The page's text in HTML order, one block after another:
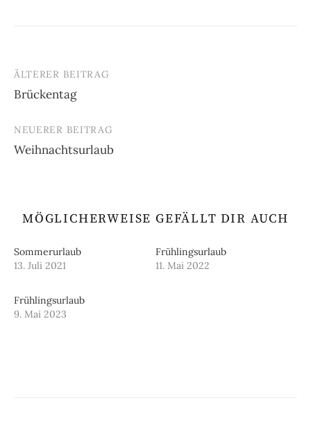
Beitrags-
Navigation
ÄLTERER BEITRAG
Brückentag
NEUERER BEITRAG
Weihnachtsurlaub
MÖGLICHERWEISE GEFÄLLT DIR AUCH
Sommerurlaub
13. Juli 2021
Frühlingsurlaub
11. Mai 2022
Frühlingsurlaub
9. Mai 2023